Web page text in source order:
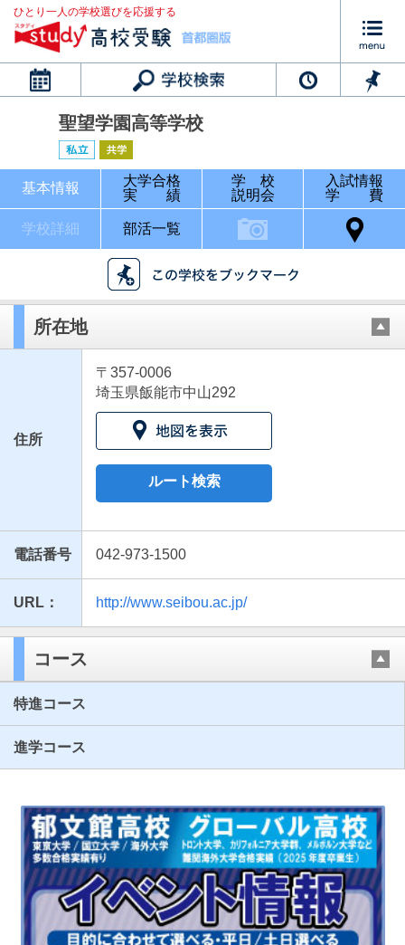
ひとり一人の学校選びを応援する
カレンダー
ブックマークした学校
聖望学園高等学校
基本情報
大学合格
実 績
学 校
説明会
入試情報
学 費
学校詳細 部活一覧
所在地
住所
〒357-0006
埼玉県飯能市中山292
ルート検索
電話番号 042-973-1500
URL： http://www.seibou.ac.jp/
コース
特進コース
進学コース